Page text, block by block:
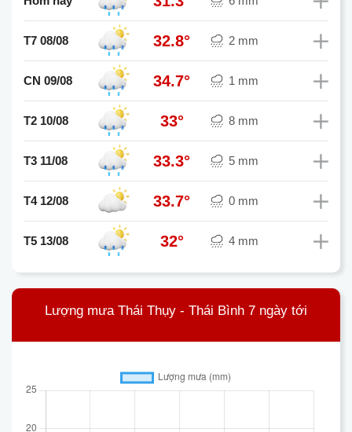
T7 08/08 32.8° 2 mm
CN 09/08 34.7° 1 mm
T2 10/08 33° 8 mm
T3 11/08 33.3° 5 mm
T4 12/08 33.7° 0 mm
T5 13/08 32° 4 mm
Lượng mưa Thái Thụy - Thái Bình 7 ngày tới